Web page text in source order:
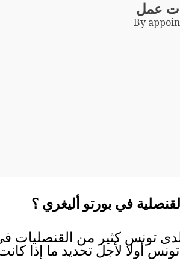
عمل
By
في بورتو أليغري ؟
تونس كثير من القنصليات في
أولا لأجل تحديد ما إذا